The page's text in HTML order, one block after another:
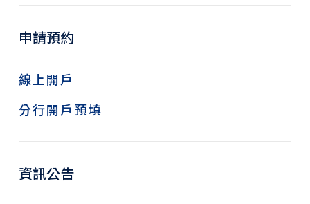
申請預約
線上開戶
分行開戶預填
資訊公告